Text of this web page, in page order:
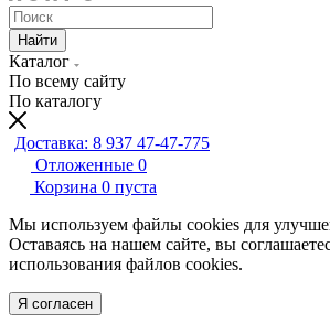
Найти
Каталог
По всему сайту
По каталогу
Доставка: 8 937 47-47-775
Отложенные 0
Корзина 0 пуста
Мы используем файлы cookies для
Оставаясь на нашем сайте, вы
использования файлов cookies.
Я согласен